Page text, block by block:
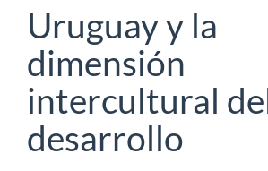
Uruguay y la
dimensión
intercultural
desarrollo